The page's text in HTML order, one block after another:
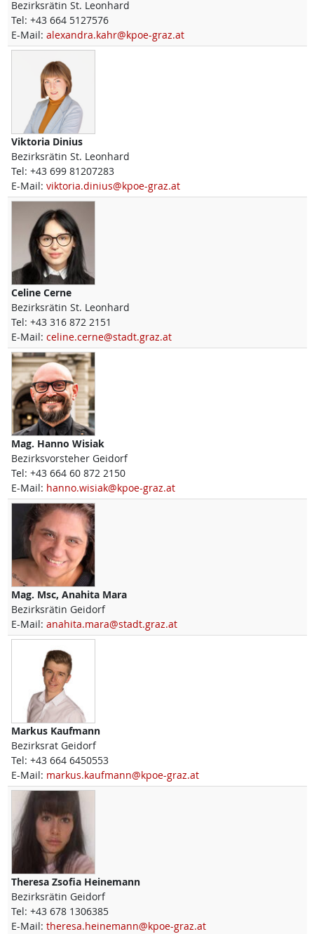
Bezirksrätin St. Leonhard
Tel: +43 664 5127576
E-Mail: alexandra.kahr@kpoe-graz.at
Viktoria Dinius
Bezirksrätin St. Leonhard
Tel: +43 699 81207283
E-Mail: viktoria.dinius@kpoe-graz.at
Celine Cerne
Bezirksrätin St. Leonhard
Tel: +43 316 872 2151
E-Mail: celine.cerne@stadt.graz.at
Mag. Hanno Wisiak
Bezirksvorsteher Geidorf
Tel: +43 664 60 872 2150
E-Mail: hanno.wisiak@kpoe-graz.at
Mag. Msc, Anahita Mara
Bezirksrätin Geidorf
E-Mail: anahita.mara@stadt.graz.at
Markus Kaufmann
Bezirksrat Geidorf
Tel: +43 664 6450553
E-Mail: markus.kaufmann@kpoe-graz.at
Theresa Zsofia Heinemann
Bezirksrätin Geidorf
Tel: +43 678 1306385
E-Mail: theresa.heinemann@kpoe-graz.at